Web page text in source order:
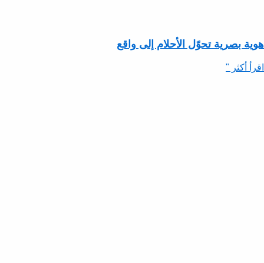
هوية بصرية تحوّل الأحلام إلى واقع
اقرأ أكثر "